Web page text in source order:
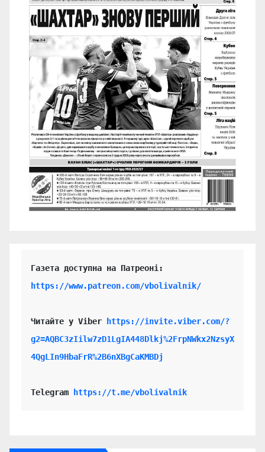
https://www.patreon.com/vbolivalnik/
Читайте у Viber
https://invite.viber.com/?
g2=AQBC3zIilw7zD1LgIA448Dlkj%2FrpNWkx2NzsyX
4QgLIn9HbaFrR%2B6nXBgCaKMBDj
Telegram https://t.me/vbolivalnik